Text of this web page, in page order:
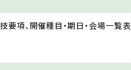
要項、開催種目・期日・会場一覧表